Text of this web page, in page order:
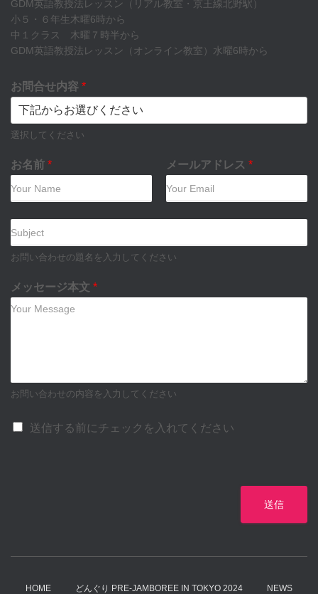
GDM英語教授法レッスン（リアル教室・京王線北野駅）
小５・６年生木曜6時から
中１クラス 木曜７時半から
GDM英語教授法レッスン（オンライン教室）水曜6時から
お問合せ内容 *
選択してください
お名前 * メールアドレス *
名
お問い合わせの題名を入力してください
メッセージ本文 *
お問い合わせの内容を入力してください
送信する前にチェックを入れてください
送信
HOME どんぐり PRE-JAMBOREE IN TOKYO 2024 NEWS